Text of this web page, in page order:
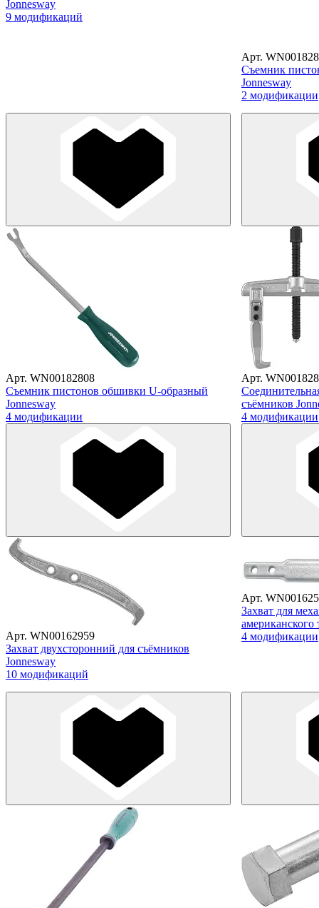
Jonnesway
9 модификаций
Арт.
Съемник
Jonnesway
2 модификации
Арт. WN00182808
Съемник пистонов обшивки U-образный
Jonnesway
4 модификации
Арт.
съёмников
4 модификации
Арт. WN00162959
Захват двухсторонний для съёмников
Jonnesway
10 модификаций
Арт.
Захват для
американского
4 модификации